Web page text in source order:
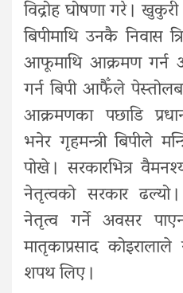
विद्रोह घोषणा गरे ।
बिपीमाथि उनकै निवास
आफूमाथि आक्रमण गर्न
गर्न बिपी आफैँले
आक्रमणका पछाडि
भनेर गृहमन्त्री बिपीले
पोखे । सरकारभित्र
नेतृत्वको सरकार ढल्यो
नेतृत्व गर्ने अवसर
मातृकाप्रसाद कोइरालाले
शपथ लिए ।